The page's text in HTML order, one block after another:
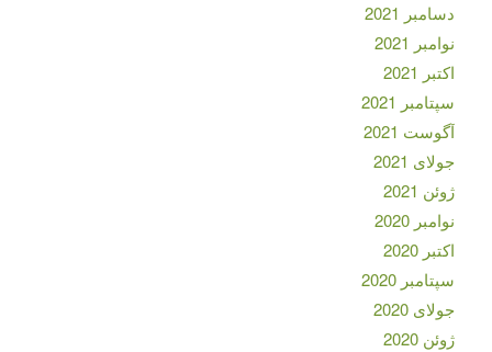
دسامبر 2021
نوامبر 2021
اکتبر 2021
سپتامبر 2021
آگوست 2021
جولای 2021
ژوئن 2021
نوامبر 2020
اکتبر 2020
سپتامبر 2020
جولای 2020
ژوئن 2020